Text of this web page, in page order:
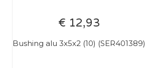
€ 12,93
Bushing alu 3x5x2 (10) (SER401389)